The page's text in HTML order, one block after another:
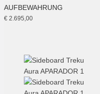
AUFBEWAHRUNG
€ 2.695,00